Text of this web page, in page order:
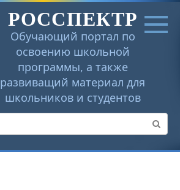
РОССПЕКТР
Обучающий портал по
освоению школьной
программы, а также
развиващий материал для
школьников и студентов